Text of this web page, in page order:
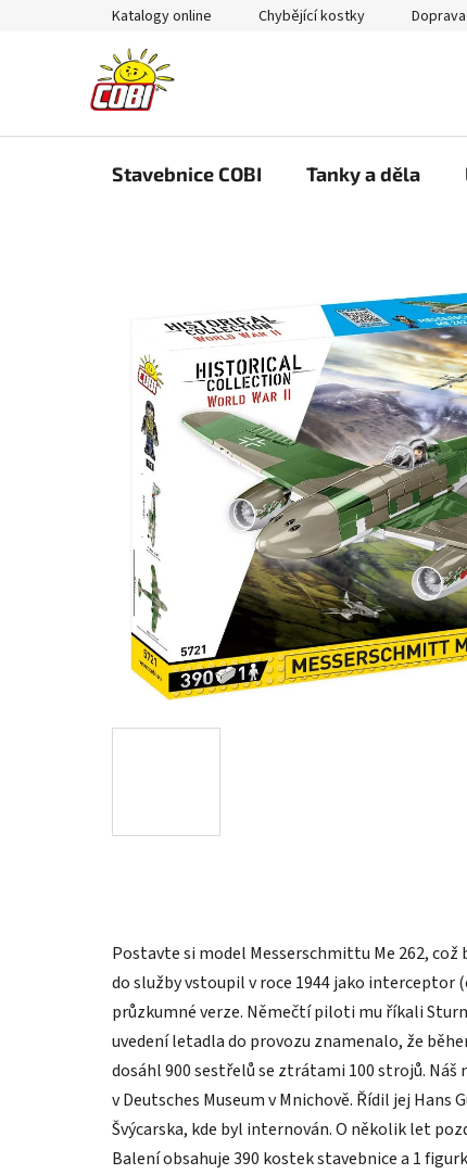
Katalogy online Chybějící kostky
Stavebnice COBI Tanky a děla
Postavte si model Messerschmittu Me 262,
do služby vstoupil v roce 1944 jako
průzkumné verze. Němečtí piloti mu říkali
uvedení letadla do provozu znamenalo, že
dosáhl 900 sestřelů se ztrátami 100 strojů.
v Deutsches Museum v Mnichově. Řídil jej
Švýcarska, kde byl internován. O několik let
Balení obsahuje 390 kostek stavebnice a 1